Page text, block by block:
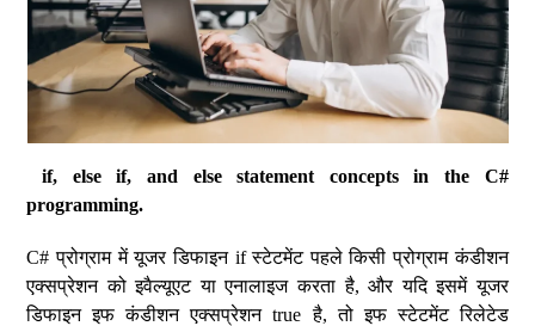
if, else if, and else statement concepts in the C#
programming.
C# प्रोग्राम में यूजर डिफाइन if स्टेटमेंट पहले किसी प्रोग्राम कंडीशन
एक्सप्रेशन को इवैल्यूएट या एनालाइज करता है, और यदि इसमें यूजर
डिफाइन इफ कंडीशन एक्सप्रेशन true है, तो इफ स्टेटमेंट रिलेटेड